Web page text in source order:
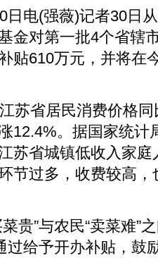
电(强薇)记者30日从
金对第一批4个省辖
贴610万元，并将在
省居民消费价格同
12.4%。据国家统计
苏省城镇低收入家
节过多，收费较高
”与农民“卖菜难”
过给予开办补贴，鼓